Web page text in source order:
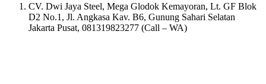
CV. Dwi Jaya Steel, Mega Glodok Kemayoran, Lt. GF Blok
D2 No.1, Jl. Angkasa Kav. B6, Gunung Sahari Selatan
Jakarta Pusat, 081319823277 (Call – WA)